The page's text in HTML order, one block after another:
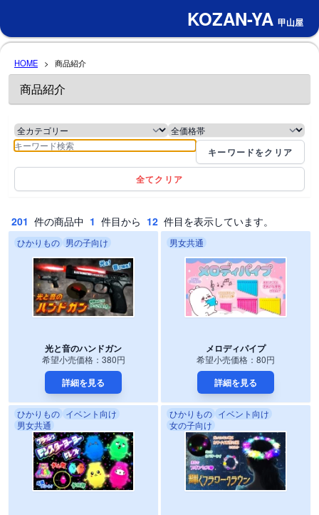
KOZAN-YA 甲山屋
HOME > 商品紹介
商品紹介
キーワードをクリア
全てクリア
201 件の商品中 1 件目から 12 件目を表示しています。
ひかりもの 男の子向け
光と音のハンドガン
希望小売価格：380円
詳細を見る
男女共通
メロディパイプ
希望小売価格：80円
詳細を見る
ひかりもの イベント向け
男女共通
ひかりもの イベント向け
女の子向け